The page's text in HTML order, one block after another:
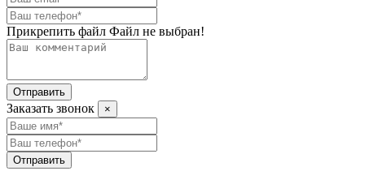
Прикрепить файл Файл не выбран!
Отправить
Заказать звонок ×
Отправить